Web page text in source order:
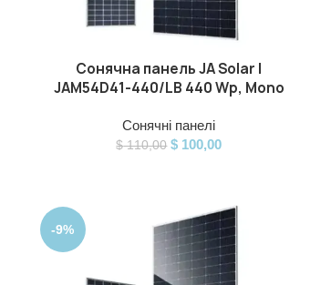
ДОДАТИ В КОШИК
Сонячна панель JA Solar |
JAM54D41-440/LB 440 Wp, Mono
Сонячні панелі
$110,00 $ 100,00
-9%